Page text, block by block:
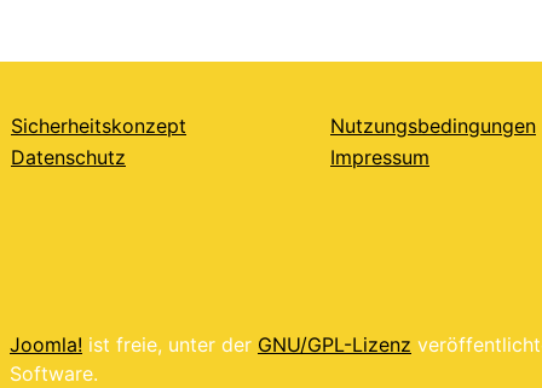
Sicherheitskonzept
Nutzungsbedingungen
Datenschutz
Impressum
Joomla! ist freie, unter der GNU/GPL-Lizenz
Software.